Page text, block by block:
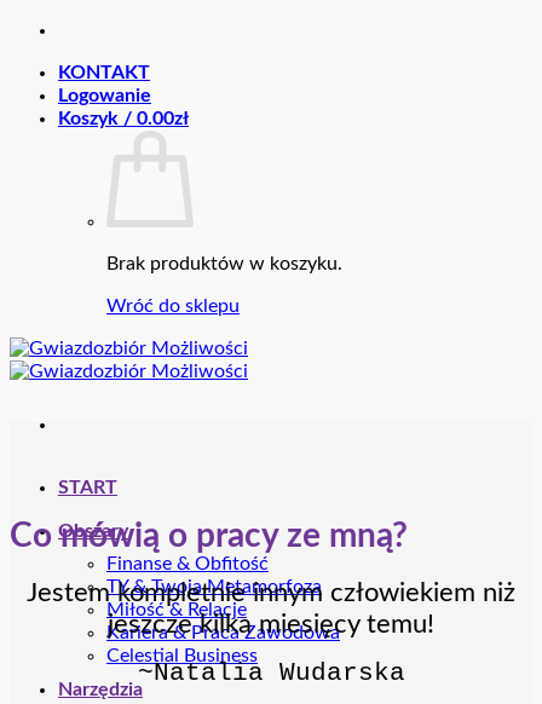
Przewiń
zawartościKONTAKT
Logowanie
Koszyk / 0.00zł
Brak produktów w koszyku.
Wróć do sklepu
START
Obszary
Finanse & Obfitość
TY & Twoja Metamorfoza
Miłość & Relacje
Kariera & Praca Zawodowa
Celestial Business
Narzędzia
Co mówią o pracy ze mną?
Jestem kompletnie innym człowiekiem niż
jeszcze kilka miesięcy temu!
~Natalia Wudarska